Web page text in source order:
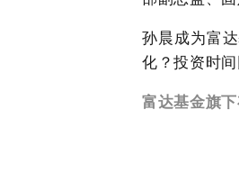
孙晨成为富
化？投资时
富达基金旗